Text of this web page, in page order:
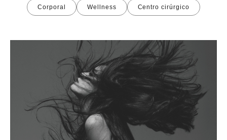
Corporal Wellness Centro cirúrgico